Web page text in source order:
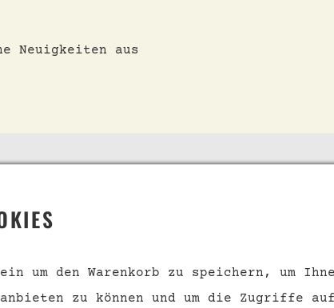
Neuigkeiten aus
Über uns
Datenschutz
um den Warenkorb zu speichern, um
zu können und um die Zugriffe